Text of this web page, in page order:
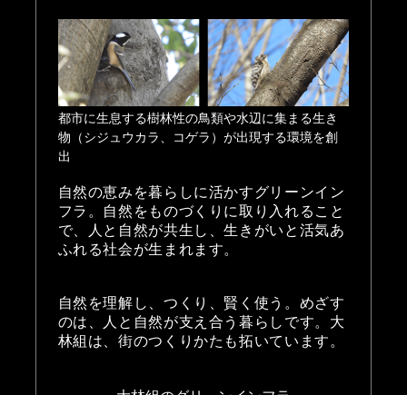
都市に生息する樹林性の鳥類や水辺に集まる生き
物（シジュウカラ、コゲラ）が出現する環境を創
出
自然の恵みを暮らしに活かすグリーンイン
フラ。自然をものづくりに取り入れること
で、人と自然が共生し、生きがいと活気あ
ふれる社会が生まれます。
自然を理解し、つくり、賢く使う。めざす
のは、人と自然が支え合う暮らしです。大
林組は、街のつくりかたも拓いています。